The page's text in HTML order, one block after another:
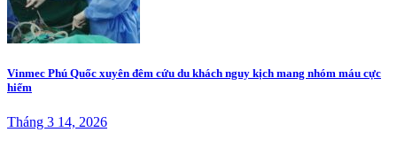
Vinmec Phú Quốc xuyên đêm cứu du khách nguy kịch mang nhóm máu cực
hiếm
Tháng 3 14, 2026